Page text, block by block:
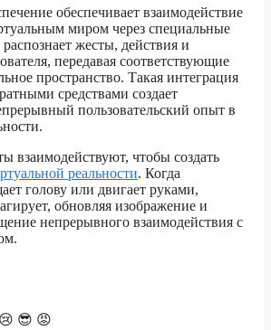
обеспечивает взаимодействие
миром через специальные
жесты, действия и
передавая соответствующие
пространство. Такая интеграция
средствами создает
пользовательский опыт в
взаимодействуют, чтобы создать
реальности. Когда
голову или двигает руками,
обновляя изображение и
непрерывного взаимодействия с
😢 😎 😡